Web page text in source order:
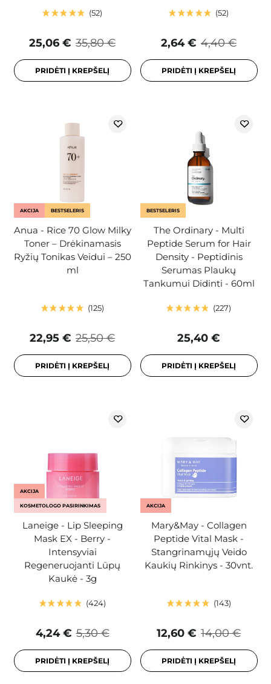
52
35,80 €
25,06 €
PRIDĖTI Į KREPŠELĮ
52
4,40 €
2,64 €
PRIDĖTI Į KREPŠELĮ
AKCIJA BESTSELERIS
Anua - Rice 70 Glow Milky
Toner – Drėkinamasis
Ryžių Tonikas Veidui – 250
ml
125
25,50 €
22,95 €
PRIDĖTI Į KREPŠELĮ
BESTSELERIS
The Ordinary - Multi
Peptide Serum for Hair
Density - Peptidinis
Serumas Plaukų
Tankumui Didinti - 60ml
227
25,40 €
PRIDĖTI Į KREPŠELĮ
AKCIJA
KOSMETOLOGO PASIRINKIMAS
Laneige - Lip Sleeping
Mask EX - Berry -
Intensyviai
Regeneruojanti Lūpų
Kaukė - 3g
424
5,30 €
4,24 €
PRIDĖTI Į KREPŠELĮ
AKCIJA
Mary&May - Collagen
Peptide Vital Mask -
Stangrinamųjų Veido
Kaukių Rinkinys - 30vnt.
143
14,00 €
12,60 €
PRIDĖTI Į KREPŠELĮ